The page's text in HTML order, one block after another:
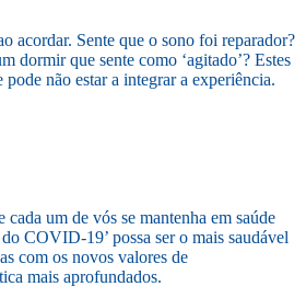
acordar. Sente que o sono foi reparador?
dormir que sente como ‘agitado’? Estes
pode não estar a integrar a experiência.
cada um de vós se mantenha em saúde
COVID-19’ possa ser o mais saudável
com os novos valores de
mais aprofundados.